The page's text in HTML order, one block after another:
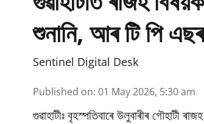
শুনানি, আৰ টি পি
Sentinel Digital Desk
Published on: 01 May 2026, 5:30 am
গুৱাহাটীঃ বৃহস্পতিবাৰে উলুবাৰীৰ গৌহাটী